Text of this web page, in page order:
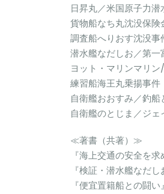
日昇丸／米国原子力
貨物船なち丸沈没保
調査船へりおす沈没
潜水艦なだしお／第
ヨット・マリンマリ
練習船海王丸乗揚事
自衛艦おおすみ／釣
自衛艦のとじま／ジ
≪著書（共著）≫
『海上交通の安全を
『検証・潜水艦なだ
『便宜置籍船との闘